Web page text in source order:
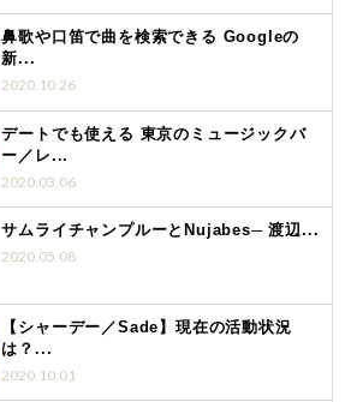
鼻歌や口笛で曲を検索できる Googleの
新...
2020.10.26
デートでも使える 東京のミュージックバ
ー／レ...
2020.03.06
サムライチャンプルーとNujabes─ 渡辺...
2020.05.08
【シャーデー／Sade】現在の活動状況
は？...
2020.10.01